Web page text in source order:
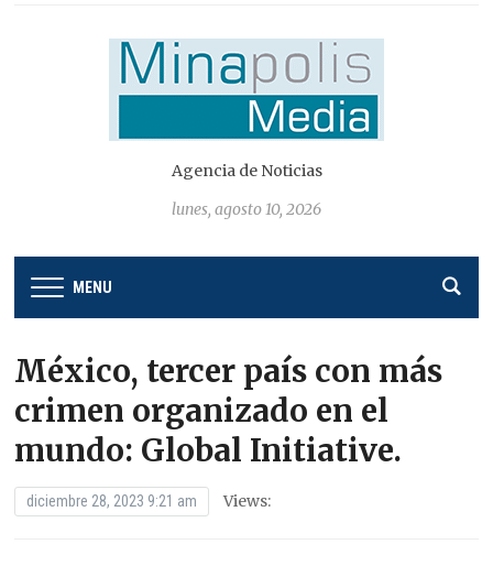
Agencia de Noticias
lunes, agosto 10, 2026
MENU
México, tercer país con más
crimen organizado en el
mundo: Global Initiative.
diciembre 28, 2023 9:21 am Views: